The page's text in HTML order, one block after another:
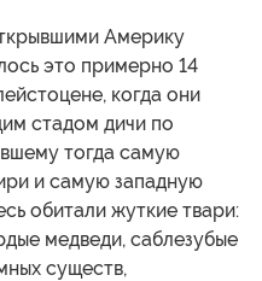
Америку
это примерно 14
когда они
стадом дичи по
тогда самую
и самую западную
обитали жуткие твари:
медведи, саблезубые
существ,